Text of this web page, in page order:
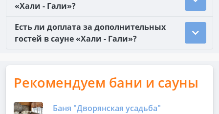
«Хали - Гали»?
Есть ли доплата за дополнительных
гостей в сауне «Хали - Гали»?
Рекомендуем бани и сауны
Баня "Дворянская усадьба"